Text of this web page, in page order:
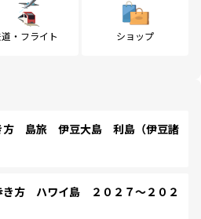
・フライト ショップ
方 島旅 伊豆大島 利島（伊豆諸
方 ハワイ島 ２０２７～２０２